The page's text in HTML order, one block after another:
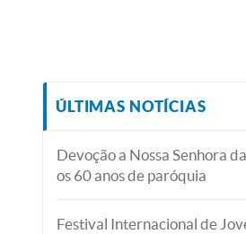
ÚLTIMAS NOTÍCIAS
Devoção a Nossa Senhora
os 60 anos de paróquia
Festival Internacional de